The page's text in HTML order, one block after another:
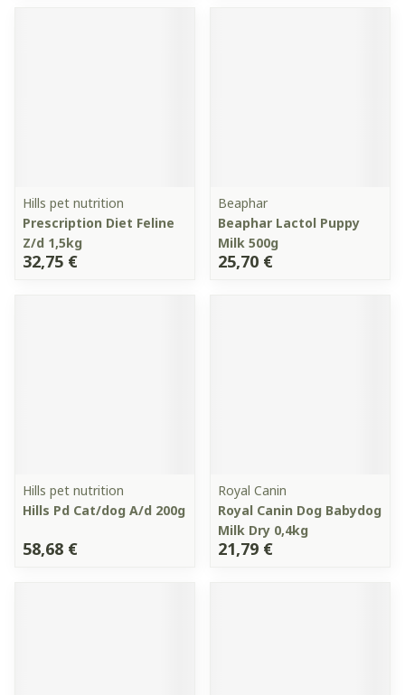
Hills pet nutrition
Prescription Diet Feline
Z/d 1,5kg
32,75 €
Beaphar
Beaphar Lactol Puppy
Milk 500g
25,70 €
Hills pet nutrition
Hills Pd Cat/dog A/d 200g
58,68 €
Royal Canin
Royal Canin Dog Babydog
Milk Dry 0,4kg
21,79 €